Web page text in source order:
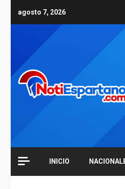
agosto 7, 2026
INICIO